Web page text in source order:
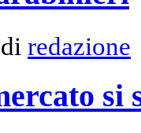
redazione
si